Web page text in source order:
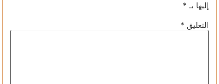
إليها بـ *
التعليق *